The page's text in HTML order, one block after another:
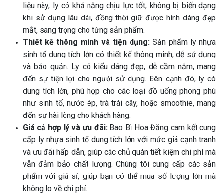
liệu này, ly có khả năng chịu lực tốt, không bị biến dạng
khi sử dụng lâu dài, đồng thời giữ được hình dáng đẹp
mắt, sang trọng cho từng sản phẩm.
Thiết kế thông minh và tiện dụng:Sản phẩm ly nhựa
sinh tố dung tích lớn có thiết kế thông minh, dễ sử dụng
và bảo quản. Ly có kiểu dáng đẹp, dễ cầm nắm, mang
đến sự tiện lợi cho người sử dụng. Bên cạnh đó, ly có
dung tích lớn, phù hợp cho các loại đồ uống phong phú
như sinh tố, nước ép, trà trái cây, hoặc smoothie, mang
đến sự hài lòng cho khách hàng.
Giá cả hợp lý và ưu đãi:Bao Bì Hoa Đăng cam kết cung
cấp ly nhựa sinh tố dung tích lớn với mức giá cạnh tranh
và ưu đãi hấp dẫn, giúp các chủ quán tiết kiệm chi phí mà
vẫn đảm bảo chất lượng. Chúng tôi cung cấp các sản
phẩm với giá sỉ, giúp bạn có thể mua số lượng lớn mà
không lo về chi phí.